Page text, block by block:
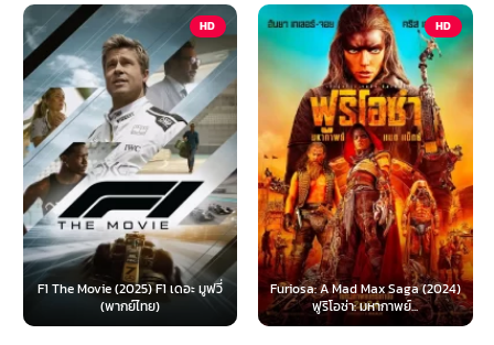
HD
F1 The Movie (2025) F1 เดอะ มูฟวี่
(พากย์ไทย)
HD
Furiosa: A Mad Max Saga (2024)
ฟูริโอซ่า: มหากาพย์...